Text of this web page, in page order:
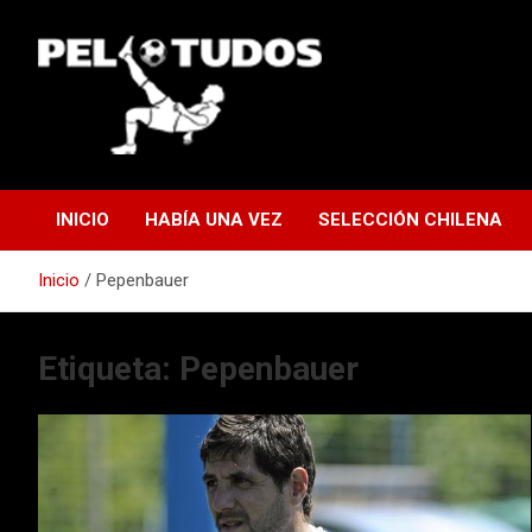
contenido
INICIO HABÍA UNA VEZ SELECCIÓN CHILENA
Inicio Pepenbauer
Etiqueta: Pepenbauer